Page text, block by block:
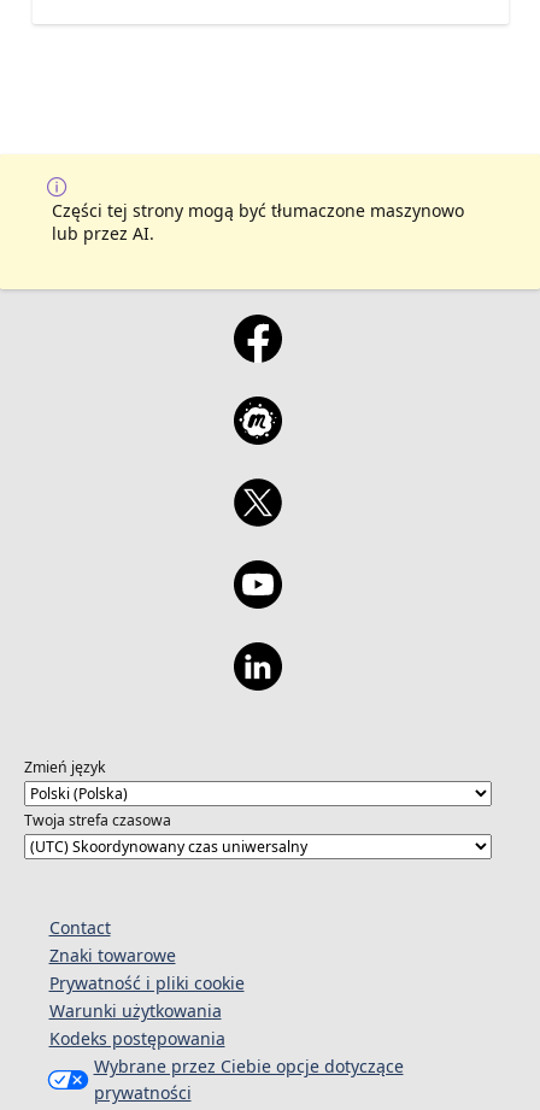
Części tej strony mogą być tłumaczone maszynowo
lub przez AI.
Zmień język
Twoja strefa czasowa
Contact
Znaki towarowe
Prywatność i pliki cookie
Warunki użytkowania
Kodeks postępowania
Wybrane przez Ciebie opcje dotyczące
prywatności